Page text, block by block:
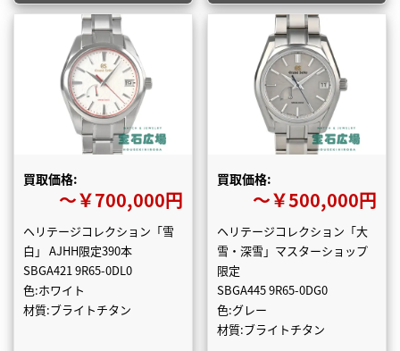
買取価格:
〜￥700,000円
ヘリテージコレクション「雪
白」 AJHH限定390本
SBGA421 9R65-0DL0
色:ホワイト
材質:ブライトチタン
買取価格:
〜￥500,000円
ヘリテージコレクション「大
雪・深雪」マスターショップ
限定
SBGA445 9R65-0DG0
色:グレー
材質:ブライトチタン